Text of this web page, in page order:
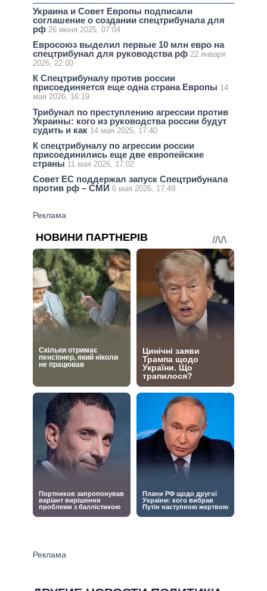
Украина и Совет Европы подписали
соглашение о создании спецтрибунала для
рф 26 июня 2025, 07:04
Евросоюз выделил первые 10 млн евро на
спецтрибунал для руководства рф 22 января
2026, 22:00
К Спецтрибуналу против россии
присоединяется еще одна страна Европы 14
мая 2026, 16:19
Трибунал по преступлению агрессии против
Украины: кого из руководства россии будут
судить и как 14 мая 2025, 17:40
К спецтрибуналу по агрессии россии
присоединились еще две европейские
страны 11 мая 2026, 17:02
Совет ЕС поддержал запуск Спецтрибунала
против рф – СМИ 6 мая 2026, 17:49